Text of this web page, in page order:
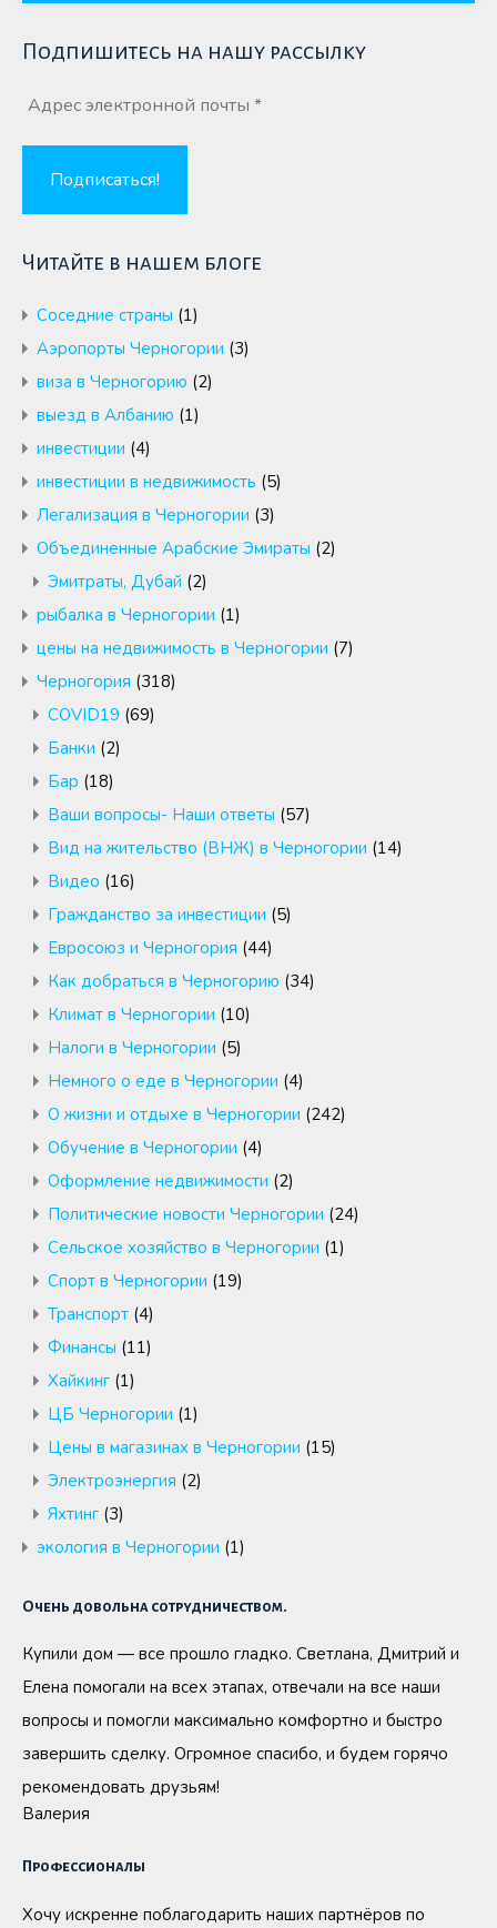
Подпишитесь на нашу рассылку
Читайте в нашем блоге
Cоседние страны (1)
Аэропорты Черногории (3)
виза в Черногорию (2)
выезд в Албанию (1)
инвестиции (4)
инвестиции в недвижимость (5)
Легализация в Черногории (3)
Объединенные Арабские Эмираты (2)
Эмитраты, Дубай (2)
рыбалка в Черногории (1)
цены на недвижимость в Черногории (7)
Черногория (318)
COVID19 (69)
Банки (2)
Бар (18)
Ваши вопросы- Наши ответы (57)
Вид на жительство (ВНЖ) в Черногории (14)
Видео (16)
Гражданство за инвестиции (5)
Евросоюз и Черногория (44)
Как добраться в Черногорию (34)
Климат в Черногории (10)
Налоги в Черногории (5)
Немного о еде в Черногории (4)
О жизни и отдыхе в Черногории (242)
Обучение в Черногории (4)
Оформление недвижимости (2)
Политические новости Черногории (24)
Сельское хозяйство в Черногории (1)
Спорт в Черногории (19)
Транспорт (4)
Финансы (11)
Хайкинг (1)
ЦБ Черногории (1)
Цены в магазинах в Черногории (15)
Электроэнергия (2)
Яхтинг (3)
экология в Черногории (1)
Очень довольна сотрудничеством.
Купили дом — все прошло гладко. Светлана, Дмитрий и
Елена помогали на всех этапах, отвечали на все наши
вопросы и помогли максимально комфортно и быстро
завершить сделку. Огромное спасибо, и будем горячо
рекомендовать друзьям!
Валерия
Профессионалы
Хочу искренне поблагодарить наших партнёров по